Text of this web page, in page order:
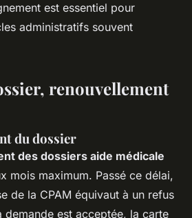
est essentiel pour
administratifs souvent
renouvellement
du dossier
des dossiers aide médicale
mois maximum. Passé ce délai,
de la CPAM équivaut à un refus
demande est acceptée, la carte